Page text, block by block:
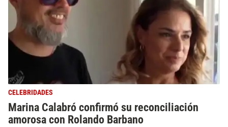
CELEBRIDADES
Marina Calabró confirmó su reconciliación
amorosa con Rolando Barbano